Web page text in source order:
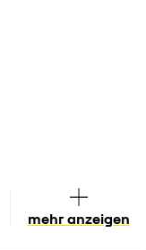
mehr anzeigen